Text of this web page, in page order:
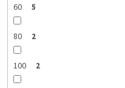
60 5
80 2
100 2